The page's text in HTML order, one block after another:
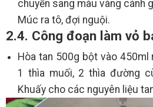
chuyển sang màu vàng cánh
Múc ra tô, đợi nguội.
2.4. Công đoạn làm vỏ
Hòa tan 500g bột vào
1 thìa muối, 2 thìa đường
Khuấy cho các nguyên liệu